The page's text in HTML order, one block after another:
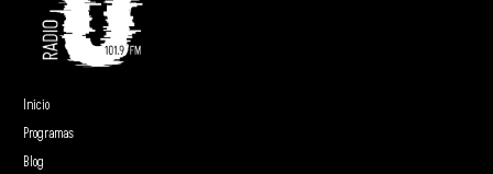
Inicio
Programas
Blog